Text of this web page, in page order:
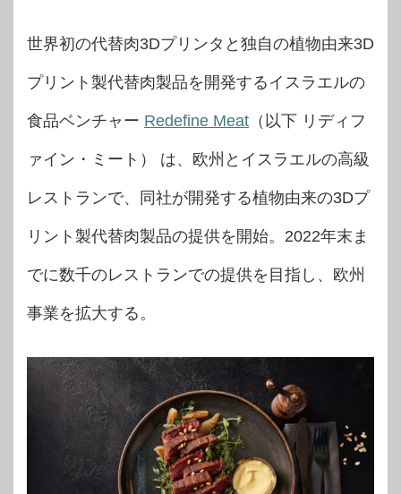
世界初の代替肉3Dプリンタと独自の植物由来3D
プリント製代替肉製品を開発するイスラエルの
食品ベンチャー Redefine Meat （以下 リディフ
ァイン・ミート） は、欧州とイスラエルの高級
レストランで、同社が開発する植物由来の3Dプ
リント製代替肉製品の提供を開始。2022年末ま
でに数千のレストランでの提供を目指し、欧州
事業を拡大する。